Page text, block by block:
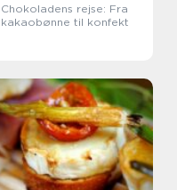
Chokoladens rejse: Fra
kakaobønne til konfekt